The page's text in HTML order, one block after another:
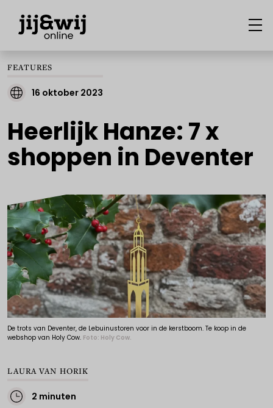
FEATURES
16 oktober 2023
Heerlijk Hanze: 7 x
shoppen in Deventer
De trots van Deventer, de Lebuinustoren voor in de kerstboom. Te koop in de
webshop van Holy Cow. Foto: Holy Cow.
LAURA VAN HORIK
2 minuten